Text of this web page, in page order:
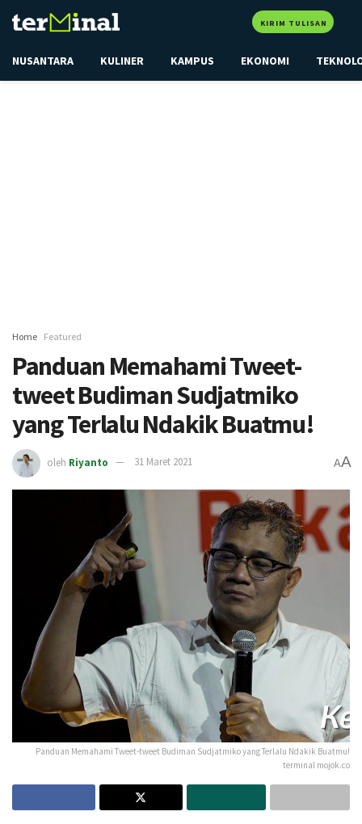
KIRIM TULISAN
NUSANTARA KULINER KAMPUS EKONOMI
Home Featured
Panduan Memahami Tweet-
tweet Budiman Sudjatmiko
yang Terlalu Ndakik Buatmu!
oleh Riyanto 31 Maret 2021 AA
Panduan Memahami Tweet-tweet Budiman Sudjatmiko yang Terlalu Ndakik Buatmu!
terminal mojok.co